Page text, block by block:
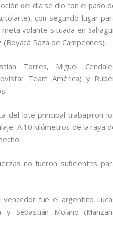
del día se dio con el paso
con segundo lugar
volante situada en
Raza de Campeones).
Torres, Miguel
Team América) y
del lote principal trabajaron
A 10 kilómetros de la raya
no fueron suficientes
fue el argentino
y Sebastián Molano